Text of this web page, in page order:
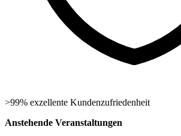
>99% exzellente Kundenzufriedenheit
Anstehende Veranstaltungen